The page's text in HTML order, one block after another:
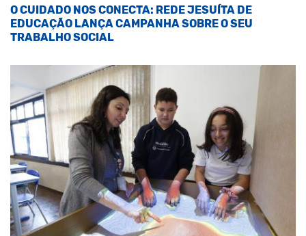
O CUIDADO NOS CONECTA: REDE JESUÍTA DE
EDUCAÇÃO LANÇA CAMPANHA SOBRE O SEU
TRABALHO SOCIAL